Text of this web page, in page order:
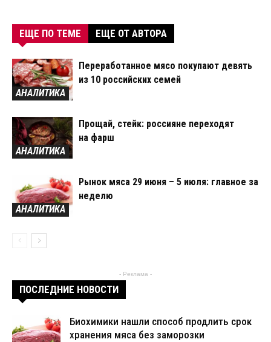
ЕЩЕ ПО ТЕМЕ ЕЩЕ ОТ АВТОРА
АНАЛИТИКА
Переработанное мясо покупают девять
из 10 российских семей
АНАЛИТИКА
Прощай, стейк: россияне переходят
на фарш
АНАЛИТИКА
Рынок мяса 29 июня – 5 июля: главное за
неделю
- Реклама -
ПОСЛЕДНИЕ НОВОСТИ
Биохимики нашли способ продлить срок
хранения мяса без заморозки